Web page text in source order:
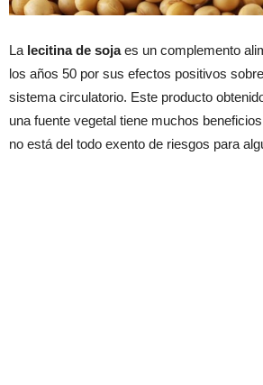
La lecitina de sojaes un complemento
los años 50 por sus efectos positivos
sistema circulatorio. Este producto
una fuente vegetal tiene muchos
no está del todo exento de riesgos para